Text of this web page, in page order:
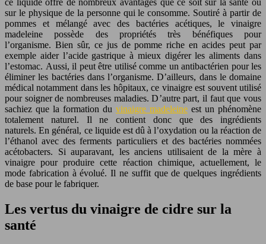
sur le physique de la personne qui le consomme. Soutiré à partir de
pommes et mélangé avec des bactéries acétiques, le vinaigre
madeleine possède des propriétés très bénéfiques pour
l’organisme. Bien sûr, ce jus de pomme riche en acides peut par
exemple aider l’acide gastrique à mieux digérer les aliments dans
l’estomac. Aussi, il peut être utilisé comme un antibactérien pour les
éliminer les bactéries dans l’organisme. D’ailleurs, dans le domaine
médical notamment dans les hôpitaux, ce vinaigre est souvent utilisé
pour soigner de nombreuses maladies. D’autre part, il faut que vous
sachiez que la formation du vinaigre madeleine est un phénomène
totalement naturel. Il ne contient donc que des ingrédients
naturels. En général, ce liquide est dû à l’oxydation ou la réaction de
l’éthanol avec des ferments particuliers et des bactéries nommées
acétobacters. Si auparavant, les anciens utilisaient de la mère à
vinaigre pour produire cette réaction chimique, actuellement, le
mode fabrication à évolué. Il ne suffit que de quelques ingrédients
de base pour le fabriquer.
Les vertus du vinaigre de cidre sur la
santé